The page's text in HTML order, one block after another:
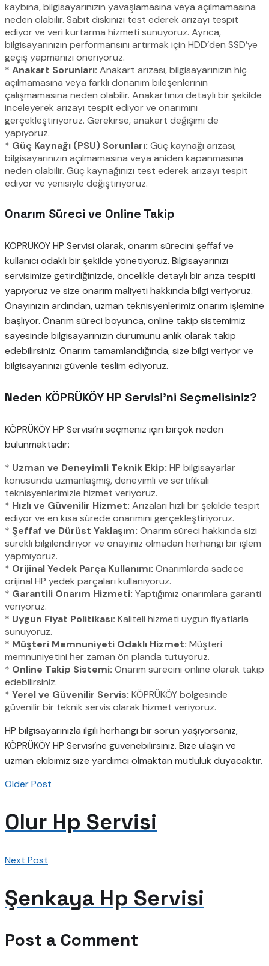
kaybına, bilgisayarınızın yavaşlamasına veya açılmamasına
neden olabilir. Sabit diskinizi test ederek arızayı tespit
ediyor ve veri kurtarma hizmeti sunuyoruz. Ayrıca,
bilgisayarınızın performansını artırmak için HDD’den SSD’ye
geçiş yapmanızı öneriyoruz.
* Anakart Sorunları: Anakart arızası, bilgisayarınızın hiç
açılmamasına veya farklı donanım bileşenlerinin
çalışmamasına neden olabilir. Anakartınızı detaylı bir şekilde
inceleyerek arızayı tespit ediyor ve onarımını
gerçekleştiriyoruz. Gerekirse, anakart değişimi de
yapıyoruz.
* Güç Kaynağı (PSU) Sorunları: Güç kaynağı arızası,
bilgisayarınızın açılmamasına veya aniden kapanmasına
neden olabilir. Güç kaynağınızı test ederek arızayı tespit
ediyor ve yenisiyle değiştiriyoruz.
Onarım Süreci ve Online Takip
KÖPRÜKÖY HP Servisi olarak, onarım sürecini şeffaf ve
kullanıcı odaklı bir şekilde yönetiyoruz. Bilgisayarınızı
servisimize getirdiğinizde, öncelikle detaylı bir arıza tespiti
yapıyoruz ve size onarım maliyeti hakkında bilgi veriyoruz.
Onayınızın ardından, uzman teknisyenlerimiz onarım işlemine
başlıyor. Onarım süreci boyunca, online takip sistemimiz
sayesinde bilgisayarınızın durumunu anlık olarak takip
edebilirsiniz. Onarım tamamlandığında, size bilgi veriyor ve
bilgisayarınızı güvenle teslim ediyoruz.
Neden KÖPRÜKÖY HP Servisi’ni Seçmelisiniz?
KÖPRÜKÖY HP Servisi’ni seçmeniz için birçok neden
bulunmaktadır:
* Uzman ve Deneyimli Teknik Ekip: HP bilgisayarlar
konusunda uzmanlaşmış, deneyimli ve sertifikalı
teknisyenlerimizle hizmet veriyoruz.
* Hızlı ve Güvenilir Hizmet: Arızaları hızlı bir şekilde tespit
ediyor ve en kısa sürede onarımını gerçekleştiriyoruz.
* Şeffaf ve Dürüst Yaklaşım: Onarım süreci hakkında sizi
sürekli bilgilendiriyor ve onayınız olmadan herhangi bir işlem
yapmıyoruz.
* Orijinal Yedek Parça Kullanımı: Onarımlarda sadece
orijinal HP yedek parçaları kullanıyoruz.
* Garantili Onarım Hizmeti: Yaptığımız onarımlara garanti
veriyoruz.
* Uygun Fiyat Politikası: Kaliteli hizmeti uygun fiyatlarla
sunuyoruz.
* Müşteri Memnuniyeti Odaklı Hizmet: Müşteri
memnuniyetini her zaman ön planda tutuyoruz.
* Online Takip Sistemi: Onarım sürecini online olarak takip
edebilirsiniz.
* Yerel ve Güvenilir Servis: KÖPRÜKÖY bölgesinde
güvenilir bir teknik servis olarak hizmet veriyoruz.
HP bilgisayarınızla ilgili herhangi bir sorun yaşıyorsanız,
KÖPRÜKÖY HP Servisi’ne güvenebilirsiniz. Bize ulaşın ve
uzman ekibimiz size yardımcı olmaktan mutluluk duyacaktır.
Older Post
Olur Hp Servisi
Next Post
Şenkaya Hp Servisi
Post a Comment